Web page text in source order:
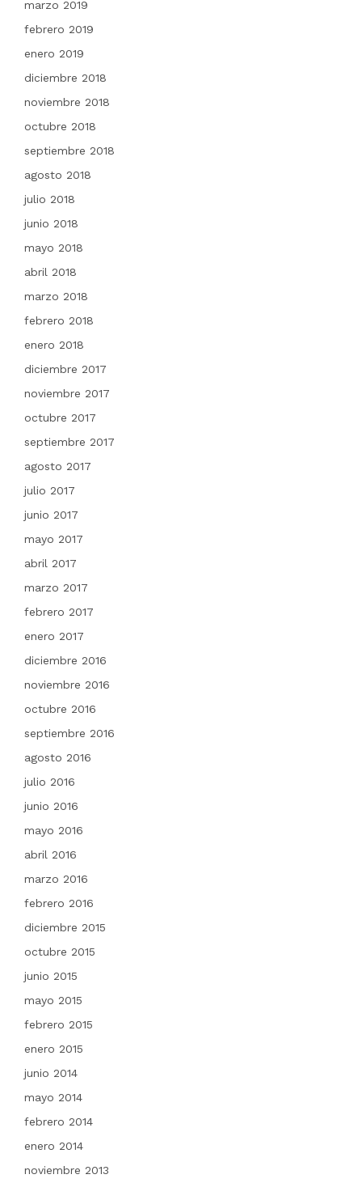
marzo 2019
febrero 2019
enero 2019
diciembre 2018
noviembre 2018
octubre 2018
septiembre 2018
agosto 2018
julio 2018
junio 2018
mayo 2018
abril 2018
marzo 2018
febrero 2018
enero 2018
diciembre 2017
noviembre 2017
octubre 2017
septiembre 2017
agosto 2017
julio 2017
junio 2017
mayo 2017
abril 2017
marzo 2017
febrero 2017
enero 2017
diciembre 2016
noviembre 2016
octubre 2016
septiembre 2016
agosto 2016
julio 2016
junio 2016
mayo 2016
abril 2016
marzo 2016
febrero 2016
diciembre 2015
octubre 2015
junio 2015
mayo 2015
febrero 2015
enero 2015
junio 2014
mayo 2014
febrero 2014
enero 2014
noviembre 2013